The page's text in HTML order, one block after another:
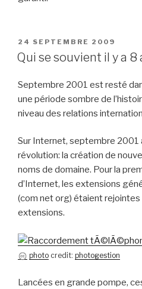
PUBLIÉ
LE
24 SEPTEMBRE 2009
Qui se souvient il y a 8
Septembre 2001 est resté
une période sombre de
niveau des relations
Sur Internet, septembre 2001
révolution: la création de
noms de domaine. Pour la
d’Internet, les extensions
(com net org) étaient
extensions.
photo credit: photogestion
Lancées en grande pompe,